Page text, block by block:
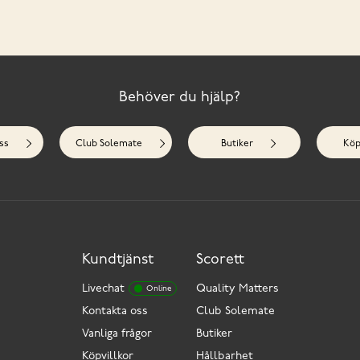
Behöver du hjälp?
Club Solemate Butiker
Kundtjänst
Livechat Online
Kontakta oss
Vanliga frågor
Köpvillkor
Scorett
Quality Matters
Club Solemate
Butiker
Hållbarhet